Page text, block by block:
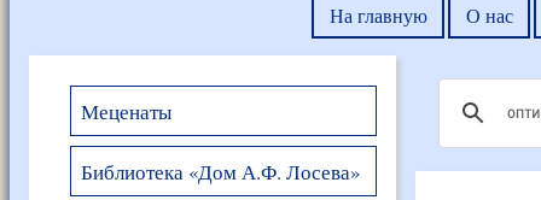
На главную О нас
Меценаты
Библиотека «Дом А.Ф. Лосева»